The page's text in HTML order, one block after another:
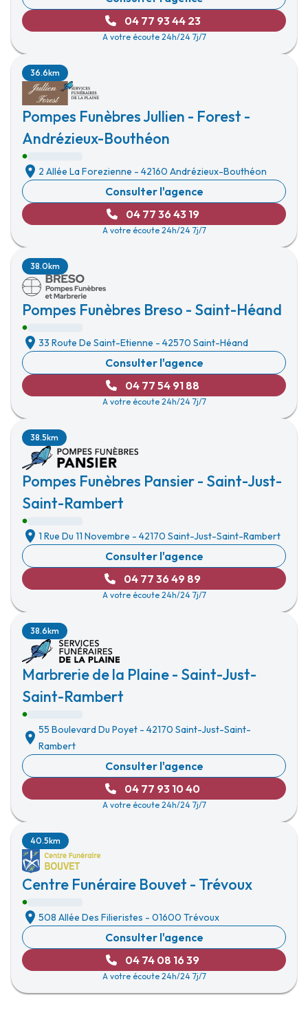
04 77 93 44 23
A votre écoute 24h/24 7j/7
Pompes Funèbres Jullien - Forest -
Andrézieux-Bouthéon
36.6km
2 Allée La Forezienne - 42160 Andrézieux-Bouthéon
Consulter l'agence
04 77 36 43 19
A votre écoute 24h/24 7j/7
Pompes Funèbres Breso - Saint-Héand
38.0km
33 Route De Saint-Etienne - 42570 Saint-Héand
Consulter l'agence
04 77 54 91 88
A votre écoute 24h/24 7j/7
Pompes Funèbres Pansier - Saint-Just-
Saint-Rambert
38.5km
1 Rue Du 11 Novembre - 42170 Saint-Just-Saint-Rambert
Consulter l'agence
04 77 36 49 89
A votre écoute 24h/24 7j/7
Marbrerie de la Plaine - Saint-Just-
Saint-Rambert
38.6km
55 Boulevard Du Poyet - 42170 Saint-Just-Saint-
Rambert
Consulter l'agence
04 77 93 10 40
A votre écoute 24h/24 7j/7
Centre Funéraire Bouvet - Trévoux
40.5km
508 Allée Des Filieristes - 01600 Trévoux
Consulter l'agence
04 74 08 16 39
A votre écoute 24h/24 7j/7